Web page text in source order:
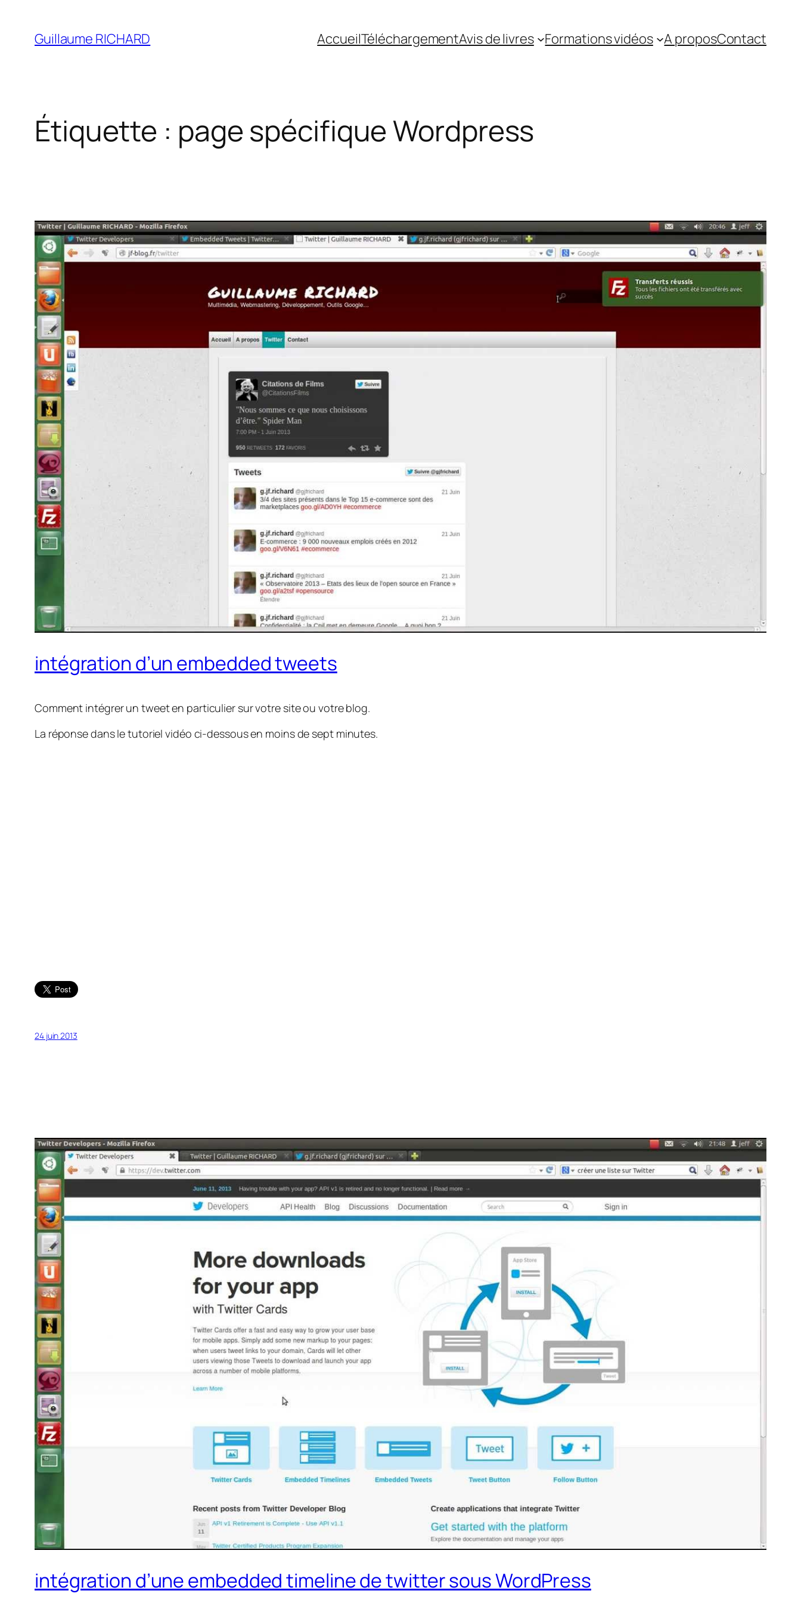
contenu
Guillaume RICHARD AccueilTéléchargementAvis de livres Formations vidéos A proposContact
Étiquette : page spécifique Wordpress
intégration d’un embedded tweets
Comment intégrer un tweet en particulier sur votre site ou votre blog.
La réponse dans le tutoriel vidéo ci-dessous en moins de sept minutes.
24 juin 2013
intégration d’une embedded timeline de twitter sous WordPress